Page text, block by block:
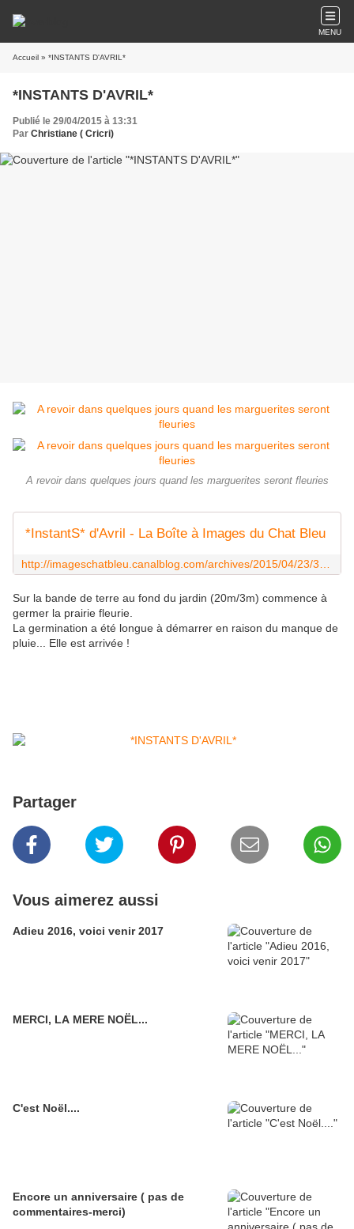
MENU
Accueil » *INSTANTS D'AVRIL*
*INSTANTS D'AVRIL*
Publié le 29/04/2015 à 13:31
Par Christiane ( Cricri)
A revoir dans quelques jours quand les marguerites seront fleuries
*InstantS* d'Avril - La Boîte à Images du Chat Bleu
Sur la bande de terre au fond du jardin (20m/3m) commence à
germer la prairie fleurie.
La germination a été longue à démarrer en raison du manque de
pluie... Elle est arrivée !
Partager
Vous aimerez aussi
Adieu 2016, voici venir 2017
MERCI, LA MERE NOËL...
C'est Noël....
Encore un anniversaire ( pas de
commentaires-merci)